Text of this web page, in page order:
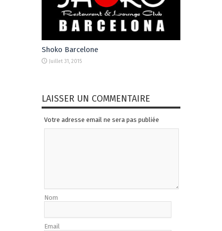
Shoko Barcelone
Juillet 31, 2015
LAISSER UN COMMENTAIRE
Votre adresse email ne sera pas publiée
Nom
Email